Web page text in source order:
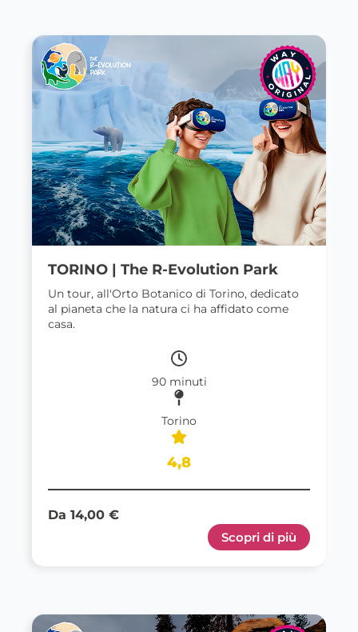
TORINO | The R-Evolution Park
Un tour, all'Orto Botanico di Torino, dedicato
al pianeta che la natura ci ha affidato come
casa.
90 minuti
Torino
4,8
Da 14,00 €
Scopri di più